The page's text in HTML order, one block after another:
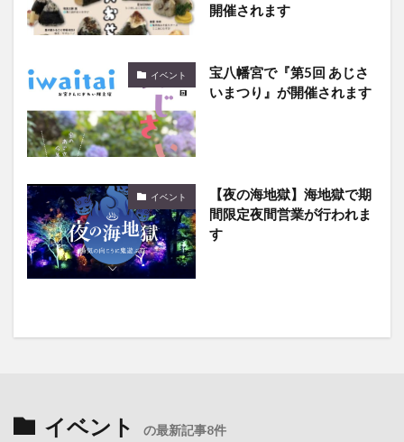
開催されます
イベント
宝八幡宮で『第5回 あじさ
いまつり』が開催されます
イベント
【夜の海地獄】海地獄で期
間限定夜間営業が行われま
す
イベント の最新記事8件